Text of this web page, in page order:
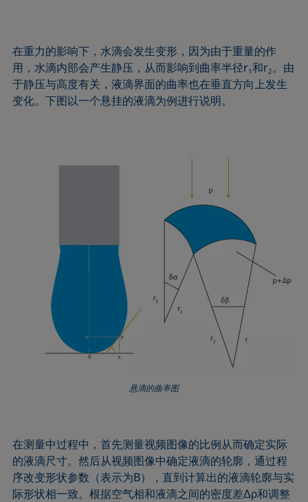
在重力的影响下，水滴会发生变形，因为由于重量的作
用，水滴内部会产生静压，从而影响到曲率半径r1和r2。由
于静压与高度有关，液滴界面的曲率也在垂直方向上发生
变化。下图以一个悬挂的液滴为例进行说明。
悬滴的曲率图
在测量中过程中，首先测量视频图像的比例从而确定实际
的液滴尺寸。然后从视频图像中确定液滴的轮廓，通过程
序改变形状参数（表示为B），直到计算出的液滴轮廓与实
际形状相一致。根据空气相和液滴之间的密度差Δρ和调整